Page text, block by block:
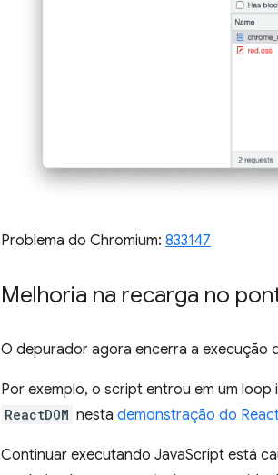
Problema do Chromium: 833147
Melhoria na recarga no
O depurador agora encerra a
Por exemplo, o script entrou em um
ReactDOM nesta demonstração do
Continuar executando JavaScript está